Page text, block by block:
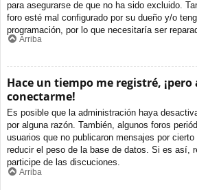
para asegurarse de que no ha sido excluido.
foro esté mal configurado por su dueño y/o
programación, por lo que necesitaría ser
Arriba
Hace un tiempo me registré,
conectarme!
Es posible que la administración haya
por alguna razón. También, algunos foros
usuarios que no publicaron mensajes por
reducir el peso de la base de datos. Si es así,
participe de las discuciones.
Arriba